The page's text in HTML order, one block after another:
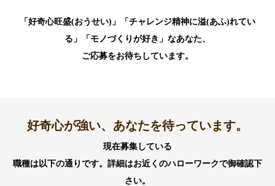
「好奇心旺盛(おうせい)」「チャレンジ精神に溢(あふ)れてい
る」「モノづくりが好き」なあなた、
ご応募をお待ちしています。
好奇心が強い、あなたを待っています。
現在募集している
職種は以下の通りです。詳細はお近くのハローワークで御確認下
さい。